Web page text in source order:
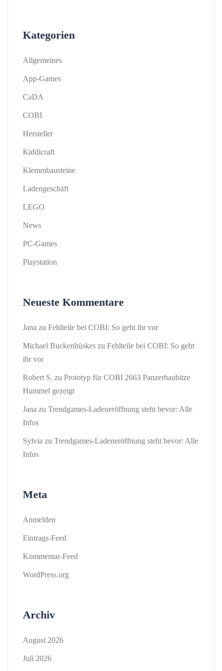
Kategorien
Allgemeines
App-Games
CaDA
COBI
Hersteller
Kiddicraft
Klemmbausteine
Ladengeschäft
LEGO
News
PC-Games
Playstation
Neueste Kommentare
Jana zu Fehlteile bei COBI: So geht ihr vor
Michael Buckenhüskes zu Fehlteile bei COBI: So geht
ihr vor
Robert S. zu Prototyp für COBI 2663 Panzerhaubitze
Hummel gezeigt
Jana zu Trendgames-Ladeneröffnung steht bevor: Alle
Infos
Sylvia zu Trendgames-Ladeneröffnung steht bevor: Alle
Infos
Meta
Anmelden
Eintrags-Feed
Kommentar-Feed
WordPress.org
Archiv
August 2026
Juli 2026